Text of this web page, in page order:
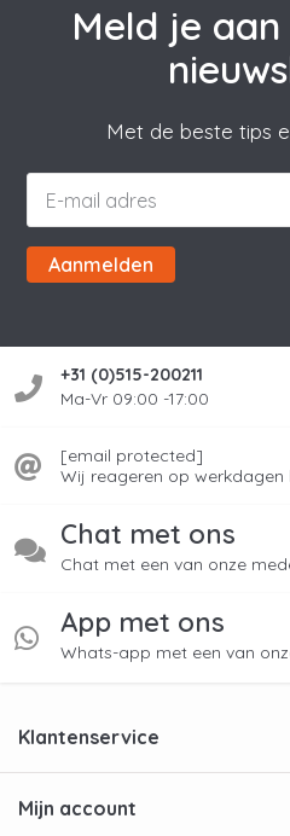
Meld je
Met de beste tips
Aanmelden
+31 (0)515-200211
Ma-Vr 09:00 -17:00
[email protected]
Wij reageren op werkdagen
Chat met ons
Chat met een van onze
App met ons
Whats-app met een van
Klantenservice
Mijn account